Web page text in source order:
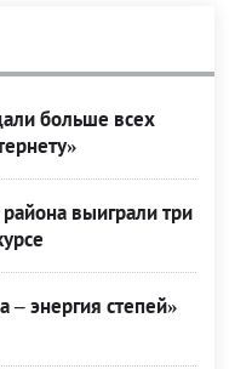
больше всех
выиграли три
– энергия степей»